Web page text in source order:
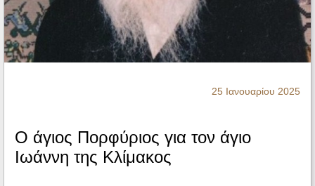
Ηχητικά
25 Ιανουαρίου 2025
Ο άγιος Πορφύριος για τον άγιο
Ιωάννη της Κλίμακος